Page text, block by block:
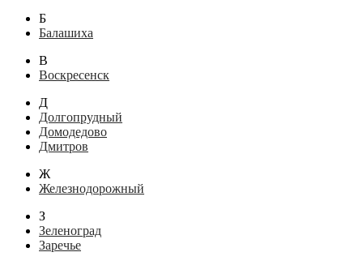
Б
Балашиха
В
Воскресенск
Д
Долгопрудный
Домодедово
Дмитров
Ж
Железнодорожный
З
Зеленоград
Заречье